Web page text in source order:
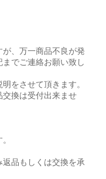
、万一商品不良が発
でご連絡お願い致し
をさせて頂きます。
交換は受付出来ませ
品もしくは交換を承